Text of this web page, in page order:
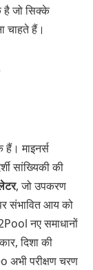
है जो सिक्के
चाहते हैं।
माइनर्स
सांख्यिकी की
, जो उपकरण
संभावित आय को
नए समाधानों
दिशा की
अभी परीक्षण चरण